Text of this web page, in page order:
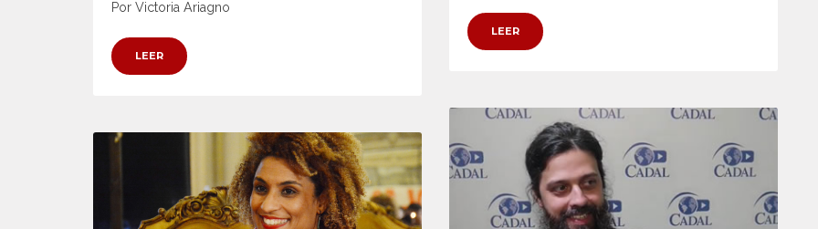
LEER
Por Victoria Ariagno
LEER